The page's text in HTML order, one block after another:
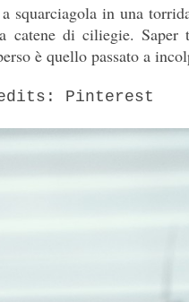
squarciagola in una
di ciliegie. Saper
è quello passato a
Pinterest